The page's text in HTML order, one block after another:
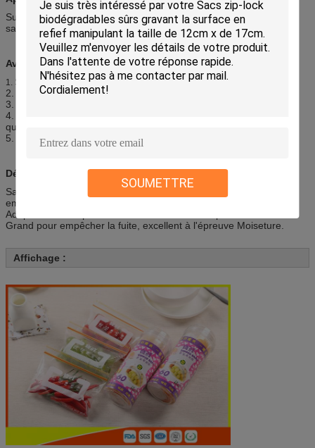
SOUMETTRE
Supermarchés, restauration, hôtel, ligne aérienne, restaurants,
sachet en plastique de ménage etc.
Avantage des sacs de stockage de nourriture de tirette :
1. Sachet en plastique recyclable, mou et lisse.
2. excellent sachet en plastique de force de déchirement.
3. sachet en plastique traction-résistant et imprimable.
4. sachet en plastique qui respecte l'environnement et de haute
qualité.
5. sachet en plastique imperméable.
Détails :
Sac zip-lock de catégorie comestible pour la nourriture de
emballage ;
Adaptez la conception aux besoins du client disponible.
Grand pour empêcher la fuite, excellent à l'épreuve Moiseture.
Affichage :